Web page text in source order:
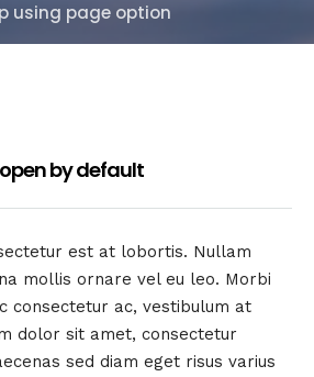
using page option
by default
est at lobortis. Nullam
mollis ornare vel eu leo. Morbi
consectetur ac, vestibulum at
dolor sit amet, consectetur
sed diam eget risus varius